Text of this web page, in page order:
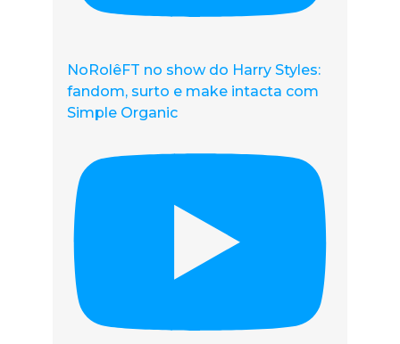
NoRolêFT no show do Harry Styles:
fandom, surto e make intacta com
Simple Organic